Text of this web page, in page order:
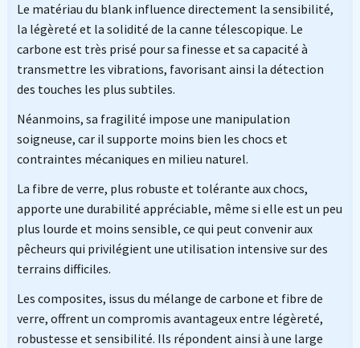
Le matériau du blank influence directement la sensibilité,
la légèreté et la solidité de la canne télescopique. Le
carbone est très prisé pour sa finesse et sa capacité à
transmettre les vibrations, favorisant ainsi la détection
des touches les plus subtiles.
Néanmoins, sa fragilité impose une manipulation
soigneuse, car il supporte moins bien les chocs et
contraintes mécaniques en milieu naturel.
La fibre de verre, plus robuste et tolérante aux chocs,
apporte une durabilité appréciable, même si elle est un peu
plus lourde et moins sensible, ce qui peut convenir aux
pêcheurs qui privilégient une utilisation intensive sur des
terrains difficiles.
Les composites, issus du mélange de carbone et fibre de
verre, offrent un compromis avantageux entre légèreté,
robustesse et sensibilité. Ils répondent ainsi à une large